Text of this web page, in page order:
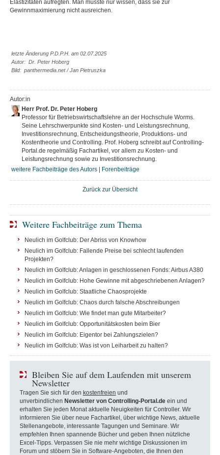
Elastizitäten aufregten. Man musste nur wissen, dass sie zur
Gewinnmaximierung nicht ausreichen.
letzte Änderung P.D.P.H. am 02.07.2025
Autor: Dr. Peter Hoberg
Bild: panthermedia.net / Jan Pietruszka
Autor:in
Herr Prof. Dr. Peter Hoberg
Professor für Betriebswirtschaftslehre an der Hochschule Worms.
Seine Lehrschwerpunkte sind Kosten- und Leistungsrechnung,
Investitionsrechnung, Entscheidungstheorie, Produktions- und
Kostentheorie und Controlling. Prof. Hoberg schreibt auf Controlling-
Portal.de regelmäßig Fachartikel, vor allem zu Kosten- und
Leistungsrechnung sowie zu Investitionsrechnung.
weitere Fachbeiträge des Autors
Forenbeiträge
Zurück zur Übersicht
Weitere Fachbeiträge zum Thema
Neulich im Golfclub: Der Abriss von Knowhow
Neulich im Golfclub: Fallende Preise bei schlecht laufenden
Projekten?
Neulich im Golfclub: Anlagen in geschlossenen Fonds: Airbus A380
Neulich im Golfclub: Hohe Gewinne mit abgeschriebenen Anlagen?
Neulich im Golfclub: Staatliche Chaosprojekte
Neulich im Golfclub: Chaos durch falsche Abschreibungen
Neulich im Golfclub: Wie findet man gute Mitarbeiter?
Neulich im Golfclub: Opportunitätskosten beim Bier
Neulich im Golfclub: Eigentor bei Zahlungszielen?
Neulich im Golfclub: Was ist von Leiharbeit zu halten?
Bleiben Sie auf dem Laufenden mit unserem
Newsletter
Tragen Sie sich für den kostenfreien und
unverbindlichen Newsletter von Controlling-Portal.de ein und
erhalten Sie jeden Monat aktuelle Neuigkeiten für Controller. Wir
informieren Sie über neue Fachartikel, über wichtige News, aktuelle
Stellenangebote, interessante Tagungen und Seminare. Wir
empfehlen Ihnen spannende Bücher und geben Ihnen nützliche
Excel-Tipps. Verpassen Sie nie mehr wichtige Diskussionen im
Forum und stöbern Sie in Software-Angeboten, die Ihnen den